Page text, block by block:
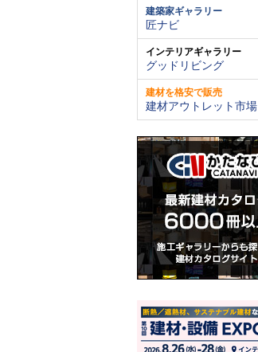
建築家ギャラリー
匠ナビ
インテリアギャラリー
グッドリビング
建材を格安で販売
建材アウトレット市場